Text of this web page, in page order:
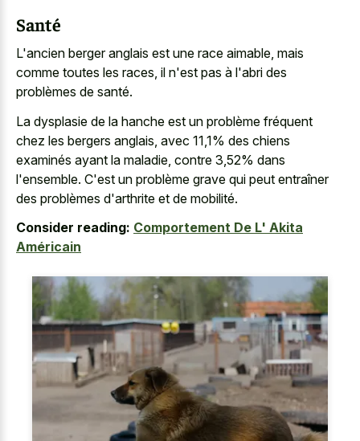
Santé
L'ancien berger anglais est une race aimable, mais
comme toutes les races, il n'est pas à l'abri des
problèmes de santé.
La dysplasie de la hanche est un problème fréquent
chez les bergers anglais, avec 11,1% des chiens
examinés ayant la maladie, contre 3,52% dans
l'ensemble. C'est un problème grave qui peut entraîner
des problèmes d'arthrite et de mobilité.
Consider reading: Comportement De L' Akita
Américain